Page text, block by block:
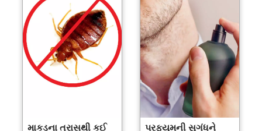
માકડના ત્રાસથી કઈ
પરફ્યુમની સુગંધને